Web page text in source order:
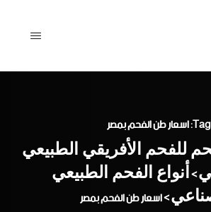
Tag: اسعار طن الفحم بمصر
للفحم الأفريقي الطبيعي
>أنواع الفحم الطبيعي
>اسعار طن الفحم بمصر